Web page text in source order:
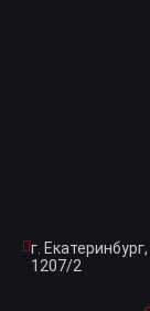
г. Екатеринбург,
1207/2